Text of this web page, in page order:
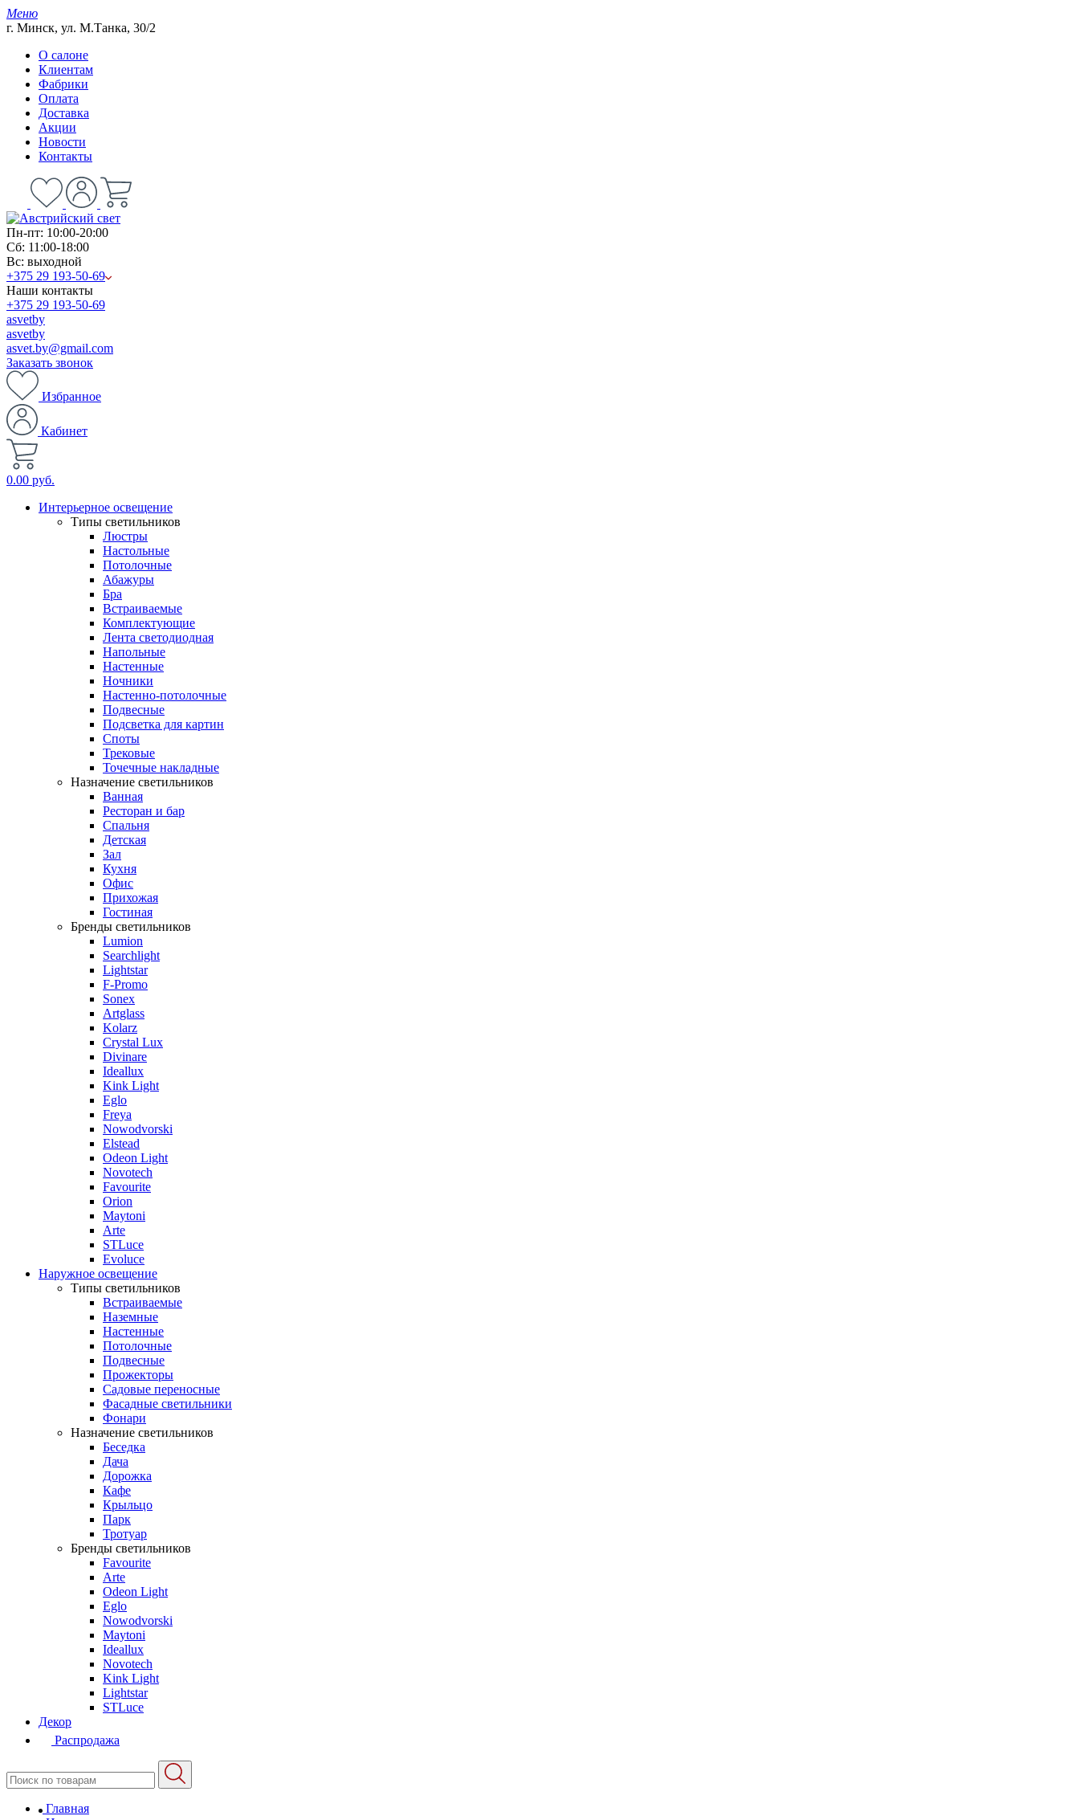
Меню
г. Минск, ул. М.Танка, 30/2
О салоне
Клиентам
Фабрики
Оплата
Доставка
Акции
Новости
Контакты
Пн-пт: 10:00-20:00
Сб: 11:00-18:00
Вс: выходной
+375 29 193-50-69
Наши контакты
+375 29 193-50-69
asvetby
asvetby
asvet.by@gmail.com
Заказать звонок
Избранное
Кабинет
0.00 руб.
Интерьерное освещение
Типы светильников
Люстры
Настольные
Потолочные
Абажуры
Бра
Встраиваемые
Комплектующие
Лента светодиодная
Напольные
Настенные
Ночники
Настенно-потолочные
Подвесные
Подсветка для картин
Споты
Трековые
Точечные накладные
Назначение светильников
Ванная
Ресторан и бар
Спальня
Детская
Зал
Кухня
Офис
Прихожая
Гостиная
Бренды светильников
Lumion
Searchlight
Lightstar
F-Promo
Sonex
Artglass
Kolarz
Crystal Lux
Divinare
Ideallux
Kink Light
Eglo
Freya
Nowodvorski
Elstead
Odeon Light
Novotech
Favourite
Orion
Maytoni
Arte
STLuce
Evoluce
Наружное освещение
Типы светильников
Встраиваемые
Наземные
Настенные
Потолочные
Подвесные
Прожекторы
Садовые переносные
Фасадные светильники
Фонари
Назначение светильников
Беседка
Дача
Дорожка
Кафе
Крыльцо
Парк
Тротуар
Бренды светильников
Favourite
Arte
Odeon Light
Eglo
Nowodvorski
Maytoni
Ideallux
Novotech
Kink Light
Lightstar
STLuce
Декор
Распродажа
Главная